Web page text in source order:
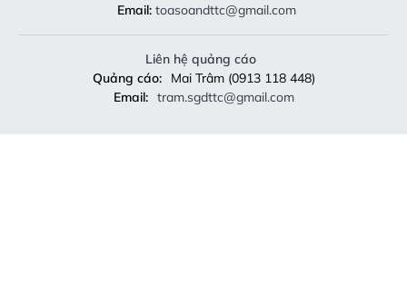
Email: toasoandttc@gmail.com
Liên hệ quảng cáo
Quảng cáo:
Mai Trâm (0913 118 448)
Email: tram.sgdttc@gmail.com